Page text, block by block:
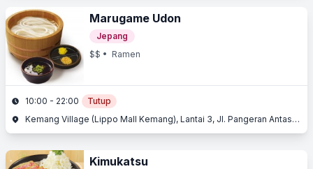
Marugame Udon
Jepang
$$ • Ramen
10:00 - 22:00
Tutup
Kemang Village (Lippo Mall Kemang), Lantai 3, Jl. Pangeran Antasari, Kemang, Jakarta Selatan, Jakarta
Kimukatsu